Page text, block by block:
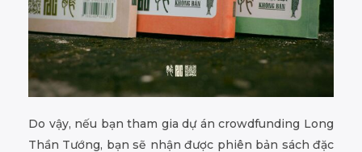
Do vậy, nếu bạn tham gia dự án crowdfunding Long
Thần Tướng, bạn sẽ nhận được phiên bản sách đặc